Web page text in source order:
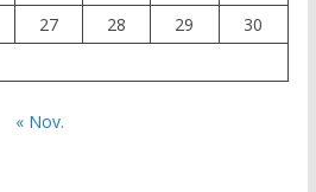
27 28 29
30
« Nov.